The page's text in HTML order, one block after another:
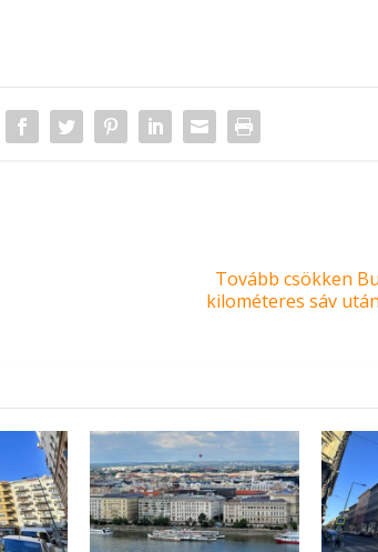
Tovább csökken
kilométeres sáv